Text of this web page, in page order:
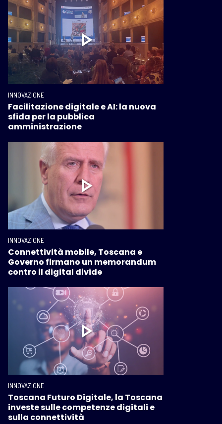
INNOVAZIONE
Facilitazione digitale e AI: la nuova
sfida per la pubblica
amministrazione
INNOVAZIONE
Connettività mobile, Toscana e
Governo firmano un memorandum
contro il digital divide
INNOVAZIONE
Toscana Futuro Digitale, la Toscana
investe sulle competenze digitali e
sulla connettività